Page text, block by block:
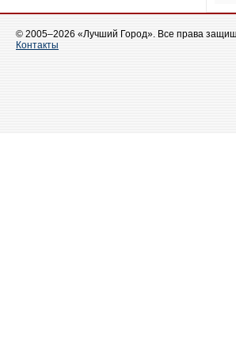
© 2005–2026 «Лучший Город». Все права
Контакты